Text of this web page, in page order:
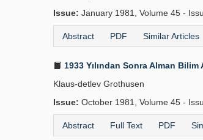
Issue: January 1981, Volume 45 -
Abstract PDF Similar Articles
1933 Yılından Sonra Alman
Klaus-detlev Grothusen
Issue: October 1981, Volume 45 -
Abstract Full Text PDF